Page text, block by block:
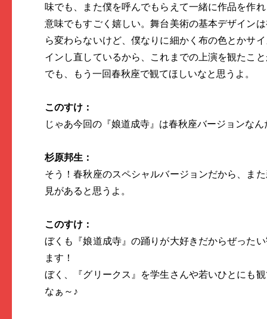
味でも、また僕を呼んでもらえて一緒に作品を作
意味でもすごく嬉しい。舞台美術の基本デザイン
ら変わらないけど、僕なりに細かく布の色とかサ
インし直しているから、これまでの上演を観たこ
でも、もう一回春秋座で観てほしいなと思うよ。
このすけ：
じゃあ今回の『娘道成寺』は春秋座バージョンなん
杉原邦生：
そう！春秋座のスペシャルバージョンだから、ま
見があると思うよ。
このすけ：
ぼくも『娘道成寺』の踊りが大好きだからぜった
ます！
ぼく、『グリークス』を学生さんや若いひとにも
なぁ～♪